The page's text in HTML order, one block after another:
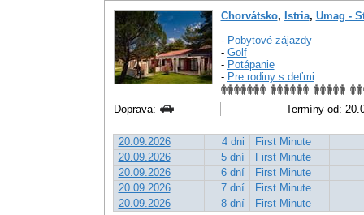
Chorvátsko, Istria, Umag -
- Pobytové zájazdy
- Golf
- Potápanie
- Pre rodiny s deťmi
Doprava: Termíny od:
20.09.2026 4 dni
First Minute
20.09.2026
5 dní
First Minute
20.09.2026
6 dní
First Minute
20.09.2026
7 dní
First Minute
20.09.2026
8 dní First Minute